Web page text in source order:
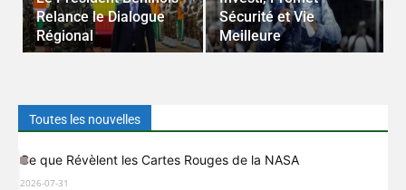
Relance le Dialogue
Régional
Sécurité et Vie
Meilleure
Toutes les nouvelles
Ce que Révèlent les Cartes Rouges de la NASA
2026-07-31